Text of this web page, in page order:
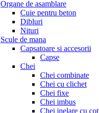
Organe de asamblare
Cuie pentru beton
Dibluri
Nituri
Scule de mana
Capsatoare si accesorii
Capse
Chei
Chei combinate
Chei cu clichet
Chei fixe
Chei imbus
Chei inelare cu cot